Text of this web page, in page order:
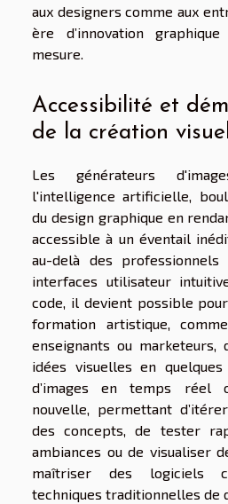
aux designers comme aux
ère d’innovation
mesure.
Accessibilité et
de la création
Les générateurs
l'intelligence artificielle,
du design graphique en
accessible à un éventail
au-delà des
interfaces utilisateur
code, il devient possible
formation artistique,
enseignants ou marketeurs,
idées visuelles en
d’images en temps réel
nouvelle, permettant
des concepts, de tester
ambiances ou de visualiser
maîtriser des logiciels
techniques traditionnelles de